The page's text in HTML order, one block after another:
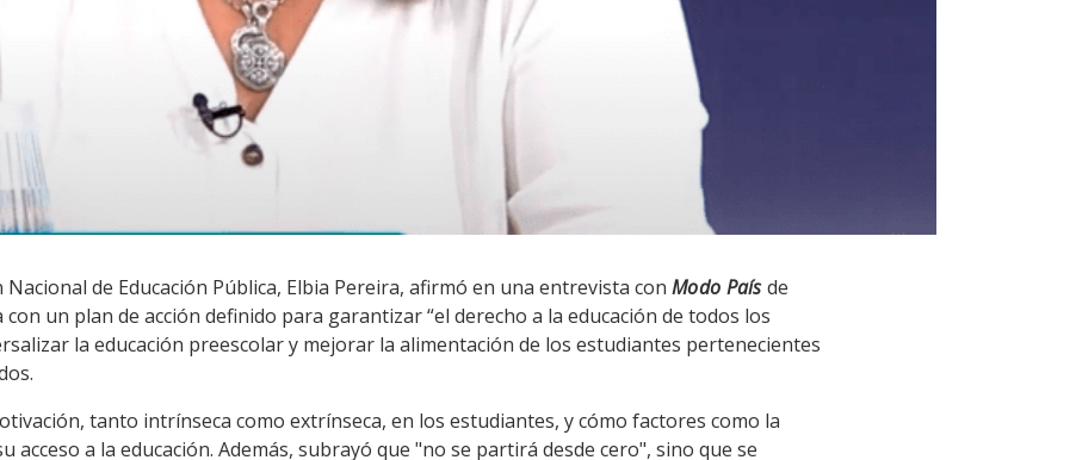
de Educación Pública, Elbia Pereira, afirmó en una entrevista con Modo Paísde
un plan de acción definido para garantizar “el derecho a la educación de todos los
la educación preescolar y mejorar la alimentación de los estudiantes pertenecientes
tanto intrínseca como extrínseca, en los estudiantes, y cómo factores como la
acceso a la educación. Además, subrayó que "no se partirá desde cero", sino que se